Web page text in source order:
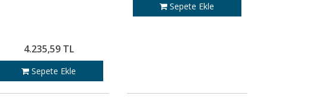
4.235,59 TL
Sepete Ekle
Sepete Ekle